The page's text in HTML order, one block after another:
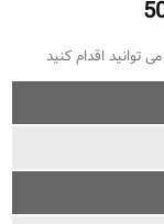
توانید اقدام کنید